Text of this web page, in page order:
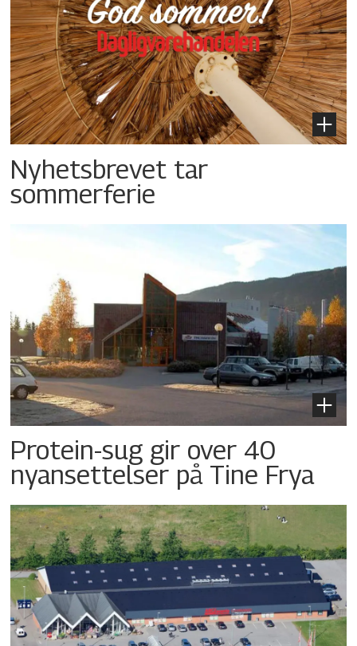
Nyhetsbrevet tar
sommerferie
Protein-sug gir over 40
nyansettelser på Tine Frya